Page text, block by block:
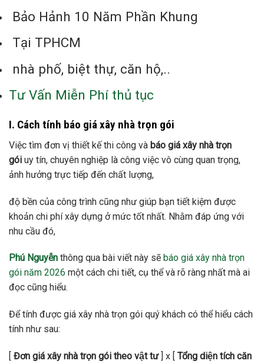
Bảo Hảnh 10 Năm Phần Khung
Tại TPHCM
nhà phố, biệt thự, căn hộ,..
Tư Vấn Miễn Phí thủ tục
I. Cách tính báo giá xây nhà trọn gói
Việc tìm đơn vị thiết kế thi công và báo giá xây nhà trọn
gói uy tín, chuyên nghiệp là công việc vô cùng quan trọng,
ảnh hưởng trực tiếp đến chất lượng,
độ bền của công trình cũng như giúp bạn tiết kiệm được
khoản chi phí xây dựng ở mức tốt nhất. Nhằm đáp ứng với
nhu cầu đó,
Phú Nguyễn thông qua bài viết này sẽ báo giá xây nhà trọn
gói năm 2026 một cách chi tiết, cụ thể và rõ ràng nhất mà ai
đọc cũng hiểu.
Để tính được giá xây nhà trọn gói quý khách có thể hiểu cách
tính như sau:
[ Đơn giá xây nhà trọn gói theo vật tư] x [ Tổng diện tích căn